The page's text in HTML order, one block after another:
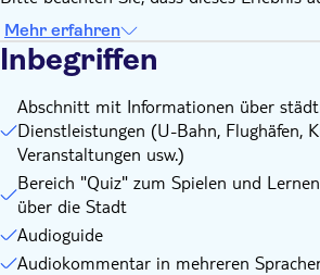
Mehr erfahren
Inbegriffen
Abschnitt mit Informationen über
Dienstleistungen (U-Bahn, Flughäfen,
Veranstaltungen usw.)
Bereich "Quiz" zum Spielen und
über die Stadt
Audioguide
Audiokommentar in mehreren